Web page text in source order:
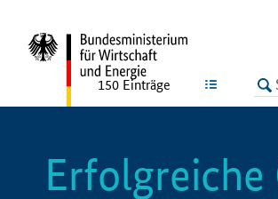
LISTE
150 Einträge